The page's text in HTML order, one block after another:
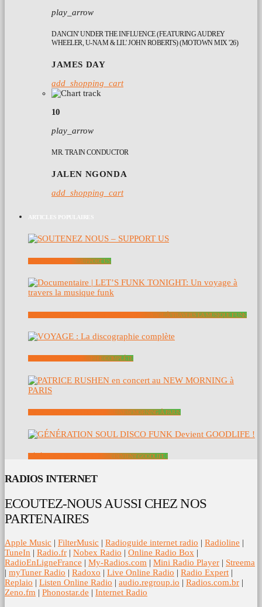
play_arrow
DANCIN' UNDER THE INFLUENCE (FEATURING AUDREY
WHEELER, U-NAM & LIL' JOHN ROBERTS) (MOTOWN MIX '26)
JAMES DAY
add_shopping_cart
10
play_arrow
MR. TRAIN CONDUCTOR
JALEN NGONDA
add_shopping_cart
ARTICLES POPULAIRES
SOUTENEZ NOUS – SUPPORT US
DOCUMENTAIRE | LET’S FUNK TONIGHT: UN VOYAGE À TRAVERS LA MUSIQUE FUNK
VOYAGE : LA DISCOGRAPHIE COMPLÈTE
PATRICE RUSHEN EN CONCERT AU NEW MORNING À PARIS
GÉNÉRATION SOUL DISCO FUNK DEVIENT GOODLIFE !
RADIOS INTERNET
ECOUTEZ-NOUS AUSSI CHEZ NOS
PARTENAIRES
Apple Music | FilterMusic | Radioguide internet radio | Radioline |
TuneIn | Radio.fr | Nobex Radio | Online Radio Box |
RadioEnLigneFrance | My-Radios.com | Mini Radio Player | Streema
| myTuner Radio | Radoxo | Live Online Radio | Radio Expert |
Replaio | Listen Online Radio | audio.regroup.io | Radios.com.br |
Zeno.fm | Phonostar.de | Internet Radio